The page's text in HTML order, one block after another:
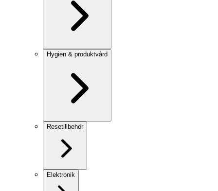
Hygien & produktvård
Resetillbehör
Elektronik